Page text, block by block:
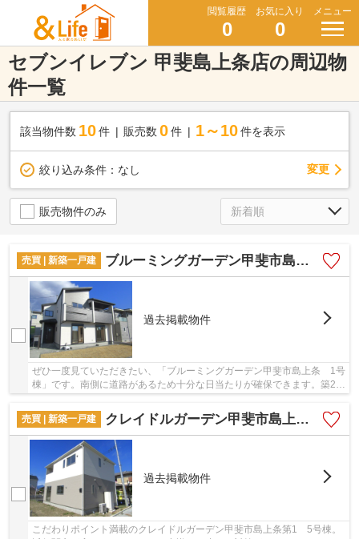
閲覧履歴
0
お気に入り
0
メニュー
セブンイレブン 甲斐島上条店の周辺物
件一覧
該当物件数 10件 販売数 0 件 1～10 件を表示
絞り込み条件： なし 変更
販売物件のみ
売買 | 新築一戸建 ブルーミングガーデン甲斐市島上条 1号棟
過去掲載物件
ぜひ一度見ていただきたい、「ブルーミングガーデン甲斐市島上条 1号
棟」です。南側に道路があるため十分な日当たりが確保できます。築2年
売買 | 新築一戸建
クレイドルガーデン甲斐市島上条第1 5号棟
過去掲載物件
こだわりポイント満載のクレイドルガーデン甲斐市島上条第1 5号棟。